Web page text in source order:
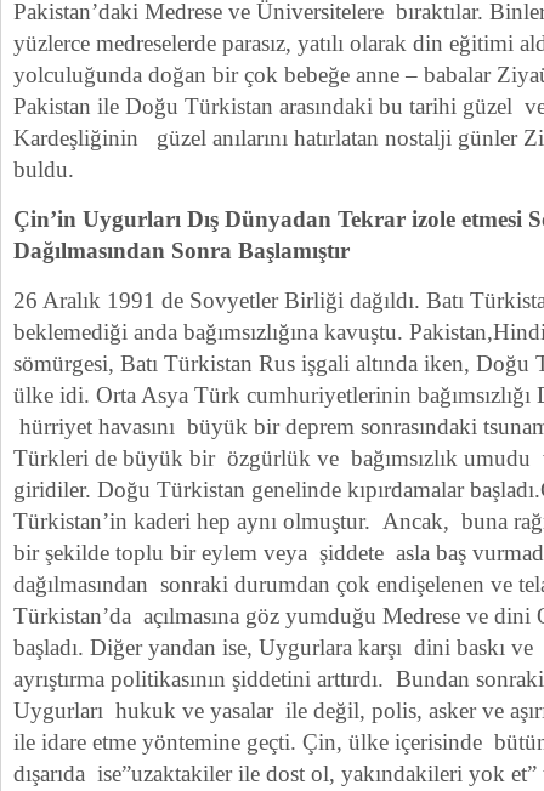
Pakistan’daki Medrese ve Üniversitelere bıraktılar.
yüzlerce medreselerde parasız, yatılı olarak din eğitimi
yolculuğunda doğan bir çok bebeğe anne – babalar
Pakistan ile Doğu Türkistan arasındaki bu tarihi güzel
Kardeşliğinin güzel anılarını hatırlatan nostalji günler
buldu.
Çin’in Uygurları Dış Dünyadan Tekrar izole etmesi
Dağılmasından Sonra Başlamıştır
26 Aralık 1991 de Sovyetler Birliği dağıldı. Batı
beklemediği anda bağımsızlığına kavuştu.
sömürgesi, Batı Türkistan Rus işgali altında iken, Doğu
ülke idi. Orta Asya Türk cumhuriyetlerinin bağımsızlığı
hürriyet havasını büyük bir deprem sonrasındaki
Türkleri de büyük bir özgürlük ve bağımsızlık umudu
giridiler. Doğu Türkistan genelinde kıpırdamalar
Türkistan’in kaderi hep aynı olmuştur. Ancak, buna
bir şekilde toplu bir eylem veya şiddete asla baş
dağılmasından sonraki durumdan çok endişelenen ve
Türkistan’da açılmasına göz yumduğu Medrese ve dini
başladı. Diğer yandan ise, Uygurlara karşı dini baskı
ayrıştırma politikasının şiddetini arttırdı. Bundan
Uygurları hukuk ve yasalar ile değil, polis, asker ve
ile idare etme yöntemine geçti. Çin, ülke içerisinde
dışarıda ise”uzaktakiler ile dost ol, yakındakileri yok